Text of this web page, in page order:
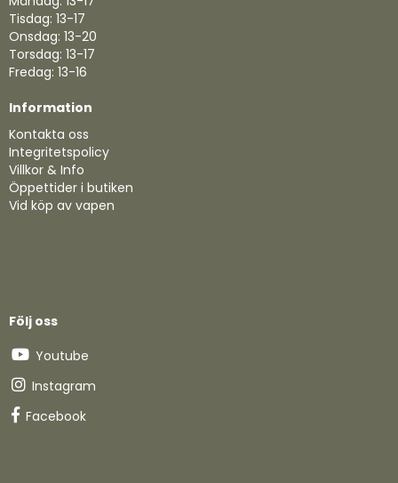
Tisdag: 13-17
Onsdag: 13-20
Torsdag: 13-17
Fredag: 13-16
Information
Kontakta oss
Integritetspolicy
Villkor & Info
Öppettider i butiken
Vid köp av vapen
Följ oss
Youtube
Instagram
Facebook